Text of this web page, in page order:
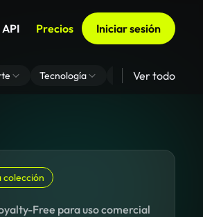
API Precios Iniciar sesión
Tecnología Zoom De Fondo
Ver todo
colección
Free para uso comercial